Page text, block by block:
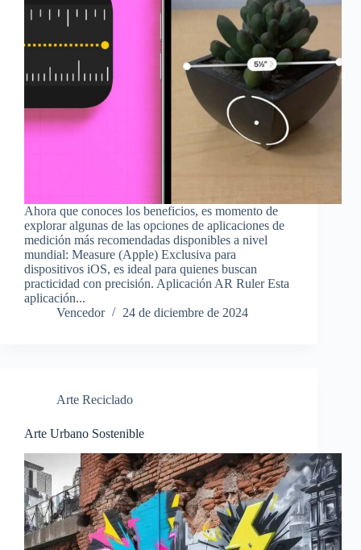
Ahora que conoces los beneficios, es momento de
explorar algunas de las opciones de aplicaciones de
medición más recomendadas disponibles a nivel
mundial: Measure (Apple) Exclusiva para
dispositivos iOS, es ideal para quienes buscan
practicidad con precisión. Aplicación AR Ruler Esta
aplicación...
Vencedor
24 de diciembre de 2024
Arte Reciclado
Arte Urbano Sostenible